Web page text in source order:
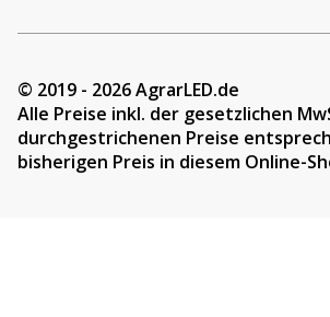
© 2019 - 2026 AgrarLED.de
Alle Preise inkl. der gesetzlichen
durchgestrichenen Preise
bisherigen Preis in diesem Online-